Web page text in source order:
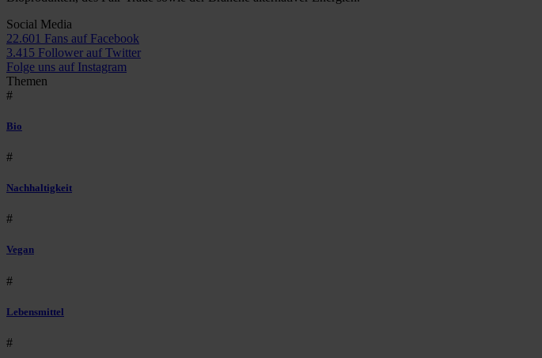
Social Media
22.601 Fans auf Facebook
3.415 Follower auf Twitter
Folge uns auf Instagram
Themen
#
Bio
#
Nachhaltigkeit
#
Vegan
#
Lebensmittel
#